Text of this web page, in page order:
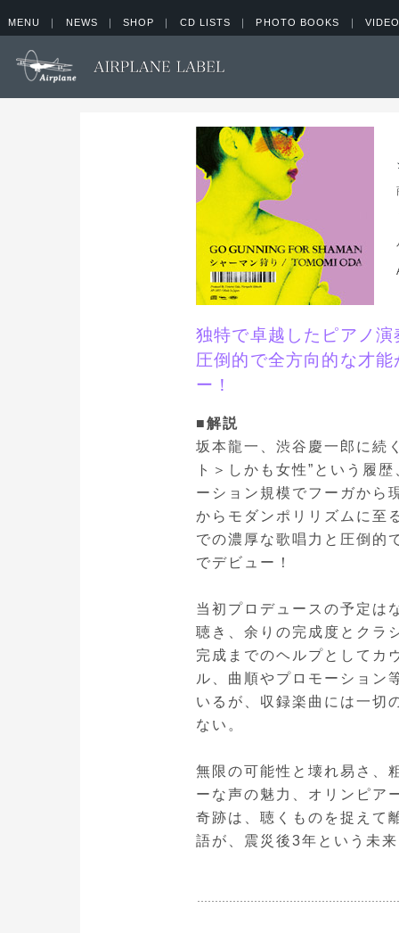
MENU ｜ NEWS ｜ SHOP ｜ CD LISTS ｜ PHOTO BOOKS ｜
独特で卓越したピアノ
圧倒的で全方向的な才
ー！
■解説
坂本龍一、渋谷慶一郎に続
ト＞しかも女性”という履
ーション規模でフーガから
からモダンポリリズムに至
での濃厚な歌唱力と圧倒的
でデビュー！
当初プロデュースの予定は
聴き、余りの完成度とクラ
完成までのヘルプとしてカ
ル、曲順やプロモーション
いるが、収録楽曲には一切
ない。
無限の可能性と壊れ易さ、
ーな声の魅力、オリンピア
奇跡は、聴くものを捉えて
語が、震災後3年という未